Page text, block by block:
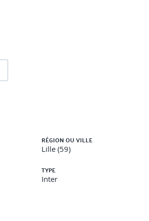
RÉGION OU VILLE
Lille (59)
TYPE
Inter